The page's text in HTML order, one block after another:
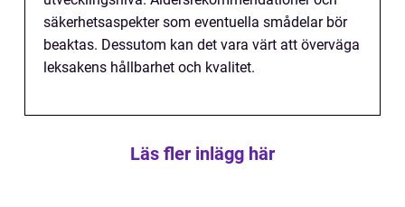
säkerhetsaspekter som eventuella smådelar bör
beaktas. Dessutom kan det vara värt att överväga
leksakens hållbarhet och kvalitet.
Läs fler inlägg här